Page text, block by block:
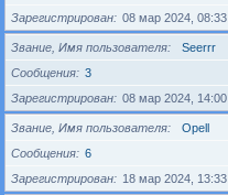
Зарегистрирован
08 мар 2024, 08:33
Звание, Имя пользователя
Seerrr
Сообщения
3
Зарегистрирован
08 мар 2024, 14:00
Звание, Имя пользователя
Opell
Сообщения
6
Зарегистрирован
18 мар 2024, 13:33